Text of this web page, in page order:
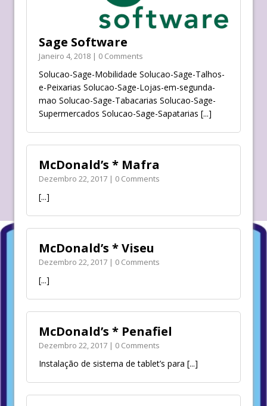
Sage Software
Janeiro 4, 2018 | 0 Comments
Solucao-Sage-Mobilidade Solucao-Sage-Talhos-
e-Peixarias Solucao-Sage-Lojas-em-segunda-
mao Solucao-Sage-Tabacarias Solucao-Sage-
Supermercados Solucao-Sage-Sapatarias [...]
McDonald’s * Mafra
Dezembro 22, 2017 | 0 Comments
[...]
McDonald’s * Viseu
Dezembro 22, 2017 | 0 Comments
[...]
McDonald’s * Penafiel
Dezembro 22, 2017 | 0 Comments
Instalação de sistema de tablet’s para [...]